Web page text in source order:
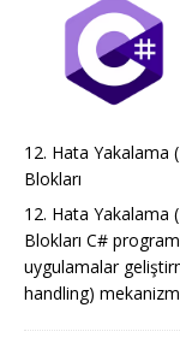
12. Hata Yakalama
Blokları
12. Hata Yakalama
Blokları C#
uygulamalar
handling)